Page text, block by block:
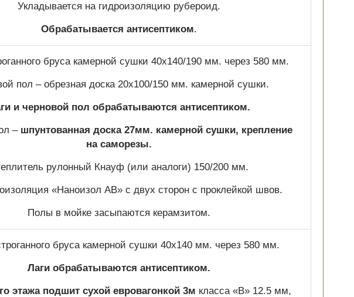
Укладывается на гидроизоляцию рубероид.
Обрабатывается антисептиком.
бруса камерной сушки 40х140/190 мм. через 580 мм.
пол – обрезная доска 20х100/150 мм. камерной сушки.
и черновой пол обрабатываются антисептиком.
– шпунтованная доска 27мм. камерной сушки, крепление
на саморезы.
рулонный Кнауф (или аналоги) 150/200 мм.
«Наноизол АВ» с двух сторон с проклейкой швов.
Полы в мойке засыпаются керамзитом.
бруса камерной сушки 40х140 мм. через 580 мм.
Лаги обрабатываются антисептиком.
этажа подшит сухой евровагонкой 3м класса «В» 12.5 мм,